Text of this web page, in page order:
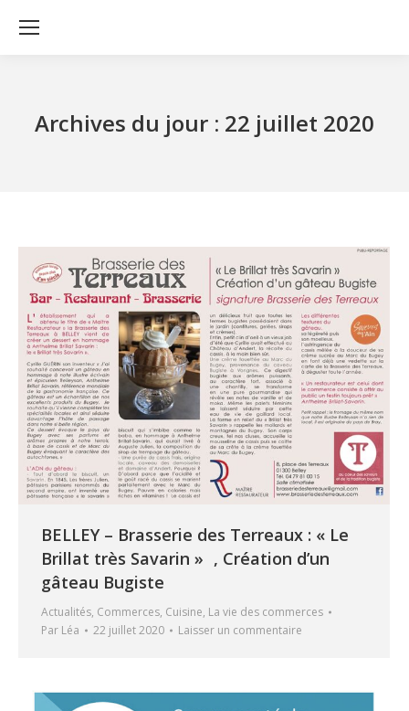
Archives du jour : 22 juillet 2020
BELLEY – Brasserie des Terreaux : « Le
Brillat très Savarin » , Création d’un
gâteau Bugiste
Actualités, Commerces, Cuisine, La vie des commerces
Par Léa 22 juillet 2020 Laisser un commentaire